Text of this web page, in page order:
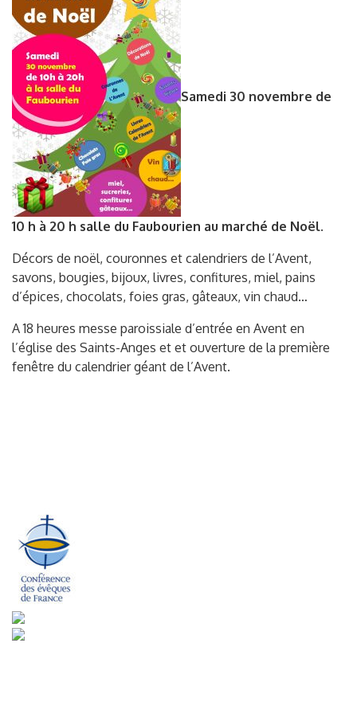
Samedi 30 novembre de
10 h à 20 h salle du Faubourien au marché de Noël.
Décors de noël, couronnes et calendriers de l’Avent,
savons, bougies, bijoux, livres, confitures, miel, pains
d’épices, chocolats, foies gras, gâteaux, vin chaud…
A 18 heures messe paroissiale d’entrée en Avent en
l’église des Saints-Anges et et ouverture de la première
fenêtre du calendrier géant de l’Avent.